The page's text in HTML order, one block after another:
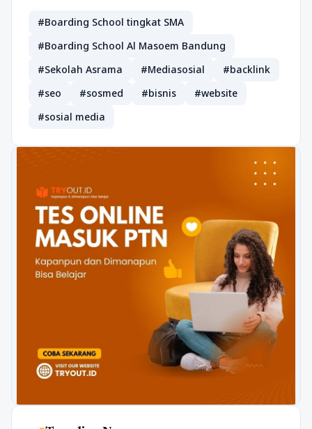
#Boarding School tingkat SMA
#Boarding School Al Masoem Bandung
#Sekolah Asrama
#Mediasosial
#backlink
#seo
#sosmed #bisnis
#website
#sosial media